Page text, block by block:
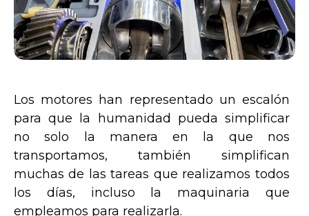
Los motores han representado un escalón
para que la humanidad pueda simplificar
no solo la manera en la que nos
transportamos, también simplifican
muchas de las tareas que realizamos todos
los días, incluso la maquinaria que
empleamos para realizarla.